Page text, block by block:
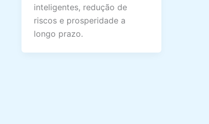
inteligentes, redução de
riscos e prosperidade a
longo prazo.